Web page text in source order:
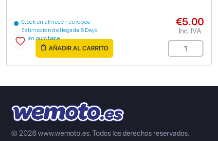
Stock en almacén europeo
Estimación de llegada 6 Days
from purchase
€5.00
Inc. IVA
AÑADIR AL CARRITO
© 2026 www.wemoto.es.Todos los derechos reservados.